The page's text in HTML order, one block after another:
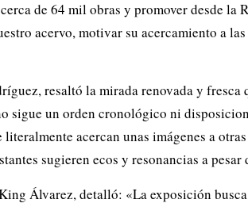
de 64 mil obras y promover desde
acervo, motivar su acercamiento a
resaltó la mirada renovada y fresca
sigue un orden cronológico ni
acercan unas imágenes a
sugieren ecos y resonancias a pesar
Álvarez, detalló: «La exposición